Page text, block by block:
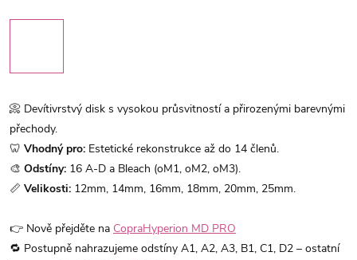
📀 Devítivrstvý disk s vysokou průsvitností a přirozenými barevnými
přechody.
🦷 Vhodný pro: Estetické rekonstrukce až do 14 členů.
🎨 Odstíny: 16 A-D a Bleach (oM1, oM2, oM3).
📏 Velikosti: 12mm, 14mm, 16mm, 18mm, 20mm, 25mm.
👉 Nově přejděte na CopraHyperion MD PRO
🔁 Postupně nahrazujeme odstíny A1, A2, A3, B1, C1, D2 – ostatní